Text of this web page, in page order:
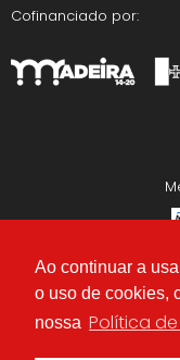
Ao continuar a
o uso de cookies,
nossa Política
Cofinanciado por:
Termos &